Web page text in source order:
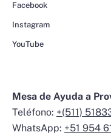
Facebook
Instagram
YouTube
Mesa de Ayuda a
Teléfono: +(511)
WhatsApp: +51 954